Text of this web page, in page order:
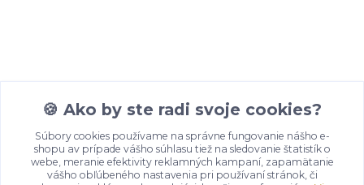
🍪 Ako by ste radi svoje cookies?
Súbory cookies používame na správne fungovanie nášho e-
shopu av prípade vášho súhlasu tiež na sledovanie štatistík o
webe, meranie efektivity reklamných kampaní, zapamätanie
vášho obľúbeného nastavenia pri používaní stránok, či